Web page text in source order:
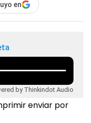
en
by Thinkindot Audio
enviar por